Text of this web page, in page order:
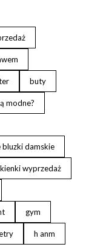
buty
modne?
bluzki damskie
wyprzedaż
gym
h anm